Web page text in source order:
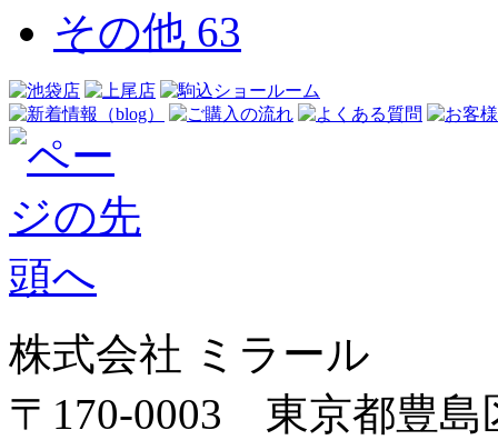
その他 63
株式会社 ミラール
〒170-0003 東京都豊島